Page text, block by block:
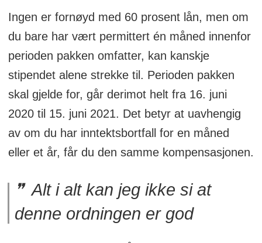
Ingen er fornøyd med 60 prosent lån, men om
du bare har vært permittert én måned innenfor
perioden pakken omfatter, kan kanskje
stipendet alene strekke til. Perioden pakken
skal gjelde for, går derimot helt fra 16. juni
2020 til 15. juni 2021. Det betyr at uavhengig
av om du har inntektsbortfall for en måned
eller et år, får du den samme kompensasjonen.
Alt i alt kan jeg ikke si at
denne ordningen er god